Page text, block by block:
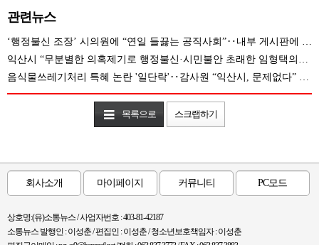
관련뉴스
‘행정불신 조장’ 시의원에 “연일 들끓는 공직사회”‥내부 게시판에 ‘격문까지’ 등장
익산시 “무분별한 의혹제기로 행정불신·시민불안 초래한 임형택의원은 사과하라”
음식물쓰레기처리 특혜 논란 '일단락'‥감사원 “익산시, 문제없다” 결론
목록으로 스크랩하기
회사소개 마이페이지 커뮤니티 PC모드
상호명:(유)소통뉴스 / 사업자번호 : 403-81-42187
소통뉴스 발행인 : 이성춘 / 편집인 : 이성춘 / 청소년보호책임자 : 이성춘